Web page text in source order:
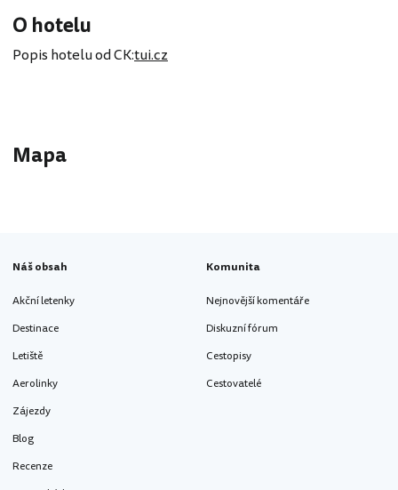
O hotelu
Popis hotelu od CK:tui.cz
Mapa
Náš obsah
Akční letenky
Destinace
Letiště
Aerolinky
Zájezdy
Blog
Recenze
Komunita
Nejnovější komentáře
Diskuzní fórum
Cestopisy
Cestovatelé